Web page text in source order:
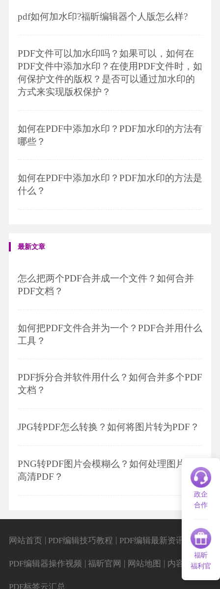
pdf如何加水印?福昕编辑器个人版怎么样?
PDF文件可以加水印吗？如果可以，如何在
PDF文件中添加水印？在使用PDF文件时，如
何保护文件的版权？是否可以通过加水印的
方式来实现版权保护？
如何在PDF中添加水印？PDF加水印的方法有
哪些？
如何在PDF中添加水印？PDF加水印的方法是
什么？
最新文章
怎么把两个PDF合并成一个文件？如何合并
PDF文档？
如何把PDF文件合并为一个？PDF合并用什么
工具？
PDF拆分合并软件用什么？如何合并多个PDF
文档？
JPG转PDF怎么转换？如何将图片转为PDF？
PNG转PDF图片会模糊么？如何处理图片转
高清PDF？
政企
合作
福昕
福利官
网站首页 PDF编辑技巧教程 PDF编辑最新资讯
PDF编辑器操作视频 福昕官网 网站地图 内容导航 |
PDF标签云汇总